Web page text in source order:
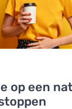
op een